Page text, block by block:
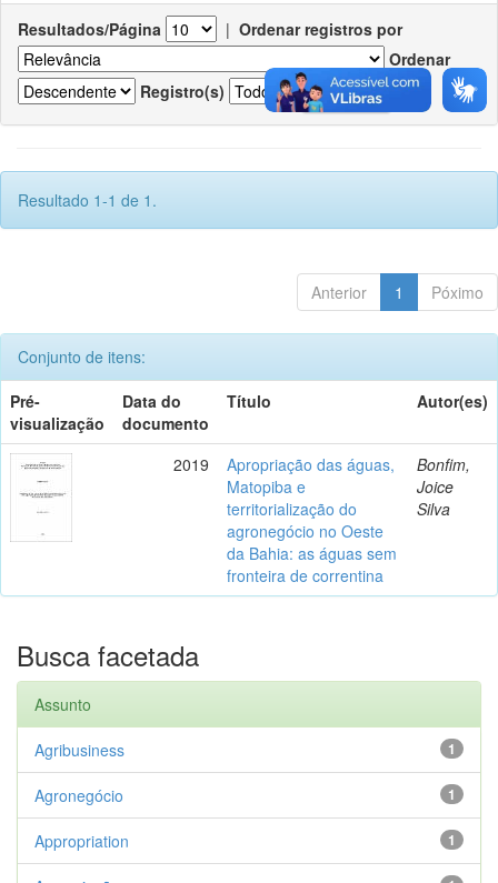
Resultados/Página | Ordenar registros por
Ordenar
Registro(s)
Resultado 1-1 de 1.
Anterior 1 Póximo
Conjunto de itens:
Pré-
visualização
Data do
documento
Título Autor(es)
2019
Apropriação das águas,
Matopiba e
territorialização do
agronegócio no Oeste
da Bahia: as águas sem
fronteira de correntina
Bonfim,
Joice
Silva
Busca facetada
Assunto
1
Agribusiness
1
Agronegócio
1
Appropriation